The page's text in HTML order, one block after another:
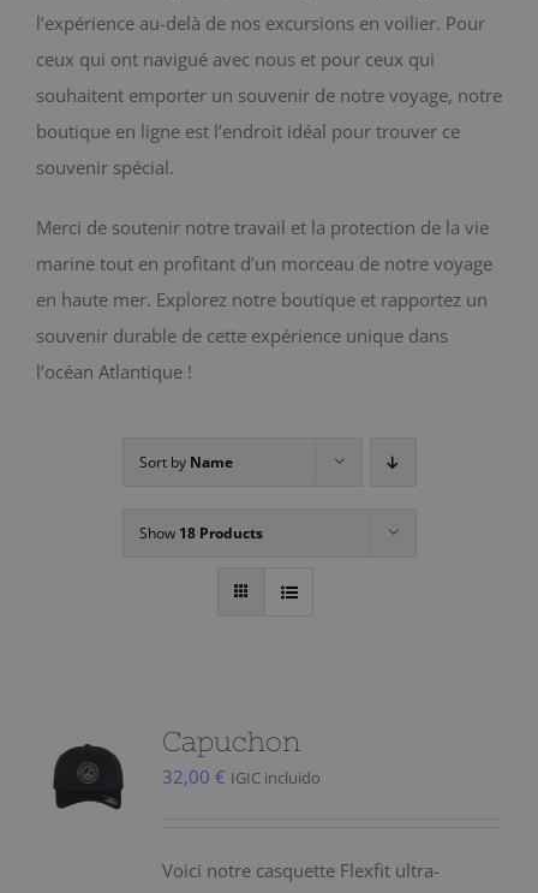
l’expérience au-delà de nos excursions en voilier. Pour
ceux qui ont navigué avec nous et pour ceux qui
souhaitent emporter un souvenir de notre voyage, notre
boutique en ligne est l’endroit idéal pour trouver ce
souvenir spécial.
Merci de soutenir notre travail et la protection de la vie
marine tout en profitant d’un morceau de notre voyage
en haute mer. Explorez notre boutique et rapportez un
souvenir durable de cette expérience unique dans
l’océan Atlantique !
Sort by Name
Show 18 Products
Capuchon
32,00 € IGIC incluido
Voici notre casquette Flexfit ultra-